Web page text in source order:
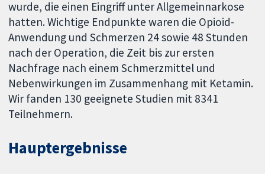
wurde, die einen Eingriff unter Allgemeinnarkose
hatten. Wichtige Endpunkte waren die Opioid-
Anwendung und Schmerzen 24 sowie 48 Stunden
nach der Operation, die Zeit bis zur ersten
Nachfrage nach einem Schmerzmittel und
Nebenwirkungen im Zusammenhang mit Ketamin.
Wir fanden 130 geeignete Studien mit 8341
Teilnehmern.
Hauptergebnisse